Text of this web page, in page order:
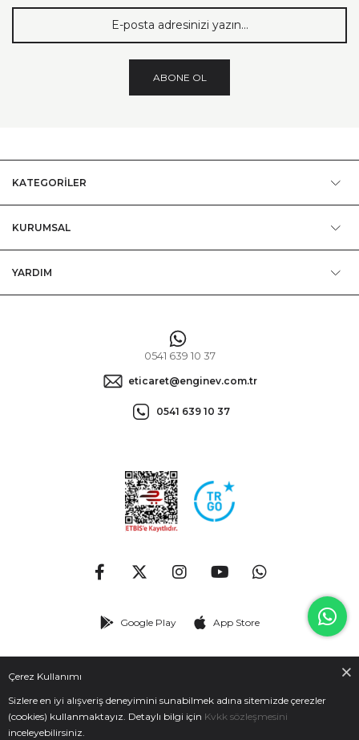
ABONE OL
KATEGORİLER
KURUMSAL
YARDIM
0541 639 10 37
eticaret@enginev.com.tr
0541 639 10 37
Google Play App Store
Çerez Kullanımı
Sizlere en iyi alışveriş deneyimini sunabilmek adına sitemizde çerezler
(cookies) kullanmaktayız. Detaylı bilgi için Kvkk sözleşmesini
inceleyebilirsiniz.